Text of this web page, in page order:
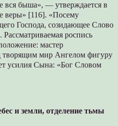
быша», — утверждается в
веры» [116]. «Посему
Господа, созидающее Слово
роспись
мастер
творящим мир Ангелом фигуру
усилия Сына: «Бог Словом
и земли, отделение тьмы